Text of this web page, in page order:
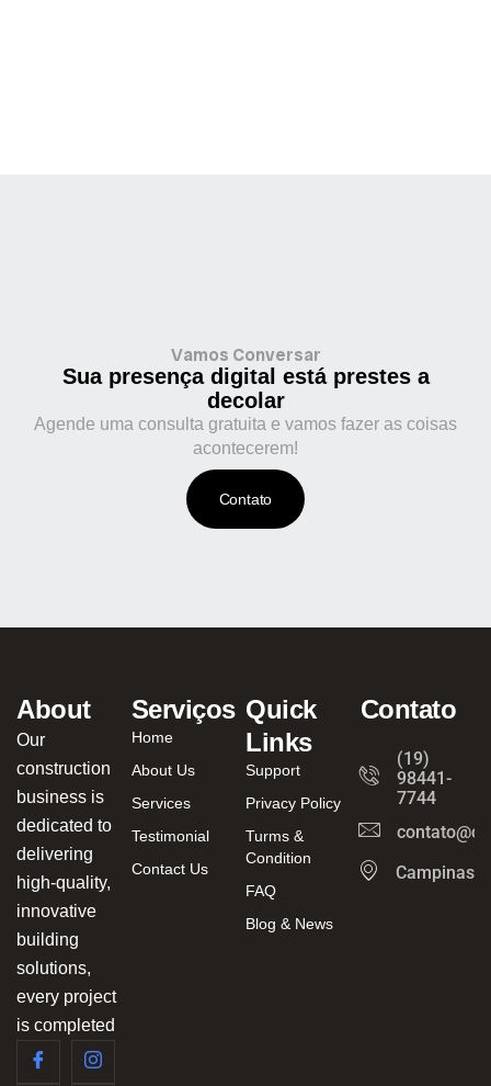
Vamos Conversar
Sua presença digital está prestes a
decolar
Agende uma consulta gratuita e vamos fazer as coisas
acontecerem!
Contato
About
Our
construction
business is
dedicated to
delivering
high-quality,
innovative
building
solutions,
every project
is completed
Serviços
Home
About Us
Services
Testimonial
Contact Us
Quick
Links
Support
Privacy Policy
Turms &
Condition
FAQ
Blog & News
Contato
(19)
98441-
7744
Campinas/